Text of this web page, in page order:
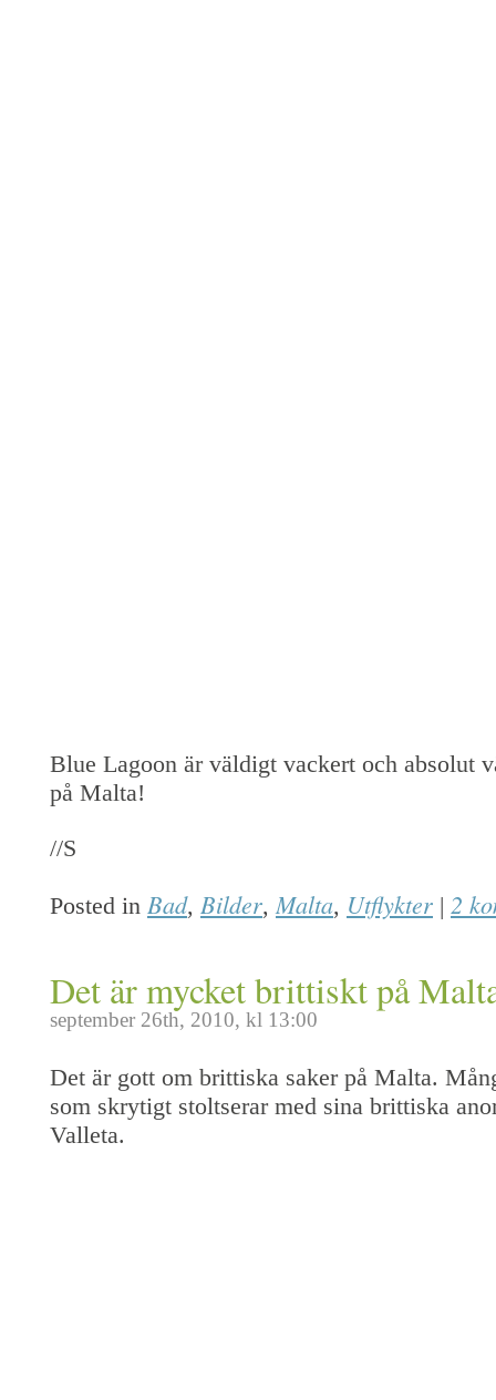
Blue Lagoon är väldigt vackert och absolut
på Malta!
//S
Posted in Bad, Bilder,Malta, Utflykter | 2
Det är mycket brittiskt på
september 26th, 2010, kl 13:00
Det är gott om brittiska saker på Malta.
som skrytigt stoltserar med sina brittiska
Valleta.